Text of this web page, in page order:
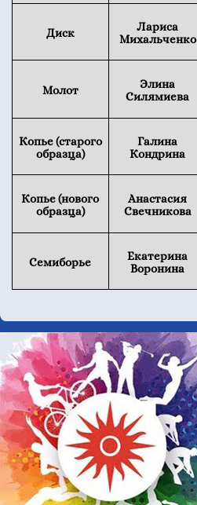
Диск
Лариса
Михальченко
Молот
Элина
Силямиева
Копье (старого
образца)
Галина
Кондрина
Копье (нового
образца)
Анастасия
Свечникова
Семиборье
Екатерина
Воронина